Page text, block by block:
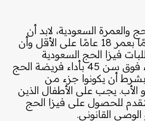
والعمرة السعودية، لابد أن
يكون المتقدم الأجنبي مسلمًا بعمر 18 عامًا على الأقل وأن
فيزا الحج السعودية
المفصلة أدناه. يسمح للنساء فوق سن 45 بأداء فريضة الحج
أن يكونوا جزء من
الأب. يجب على الأطفال الذين
عن 18 عامًا التقدم للحصول على فيزا الحج
القانوني.